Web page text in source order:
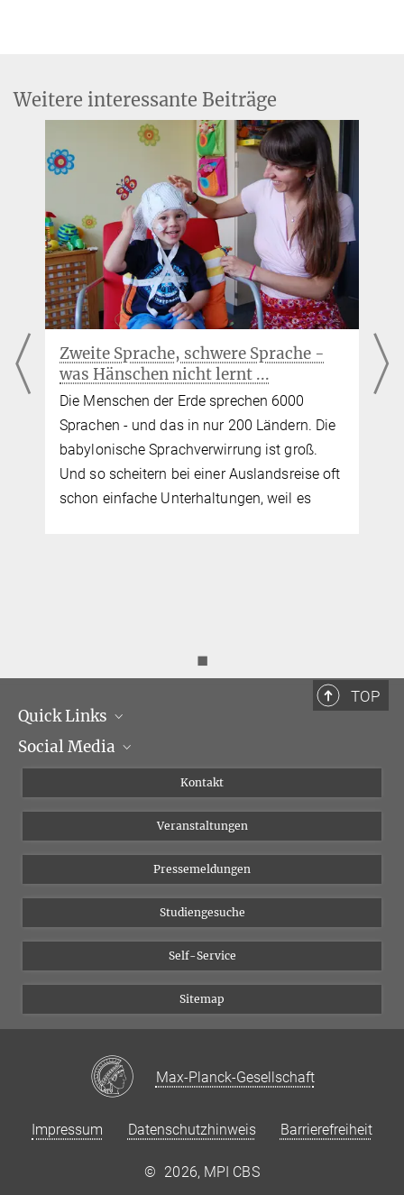
Weitere interessante Beiträge
Zweite Sprache, schwere Sprache -
was Hänschen nicht lernt ...
Die Menschen der Erde sprechen 6000
Sprachen - und das in nur 200 Ländern. Die
babylonische Sprachverwirrung ist groß.
Und so scheitern bei einer Auslandsreise oft
schon einfache Unterhaltungen, weil es
◼
TOP
Quick Links
Institutsleitung
Social Media
YouTube
Kontakt
Veranstaltungen
Pressemeldungen
Studiengesuche
Self-Service
Sitemap
Max-Planck-Gesellschaft
Impressum Datenschutzhinweis Barrierefreiheit
© 2026, MPI CBS